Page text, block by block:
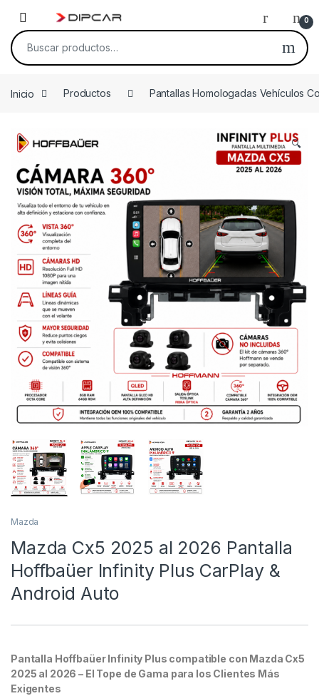
0
Buscar por:
Inicio Productos Pantallas Homologadas Vehículos
🔍
Mazda
Mazda Cx5 2025 al 2026 Pantalla
Hoffbaüer Infinity Plus CarPlay &
Android Auto
Pantalla Hoffbaüer Infinity Plus compatible con Mazda Cx5
2025 al 2026 – El Tope de Gama para los Clientes Más
Exigentes